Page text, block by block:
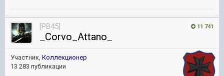
11 741
[PB45]
_Corvo_Attano_
Участник, Коллекционер
13 283 публикации